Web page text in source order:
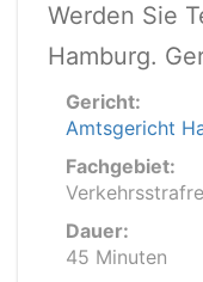
Werden Sie
Hamburg.
Gericht:
Amtsgericht
Fachgebiet:
Dauer:
45 Minuten